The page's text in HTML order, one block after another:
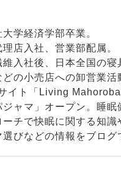
夏
ボーイズ半袖
ボーイ
大学経済学部卒業。
理店入社、営業部配属。
維入社後、日本全国の寝
どの小売店への卸営業活
イト「Living
ジャマ」オープン。睡眠
ーチで快眠に関する知識
選びなどの情報をブログ